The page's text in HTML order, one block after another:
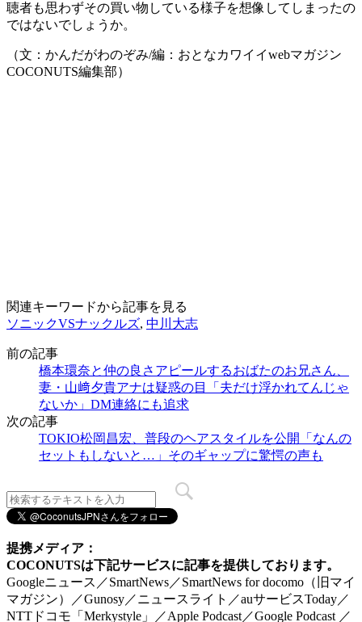
聴者も思わずその買い物している様子を想像してしまったの
ではないでしょうか。
（文：かんだがわのぞみ/編：おとなカワイイwebマガジン
COCONUTS編集部）
関連キーワードから記事を見る
ソニックVSナックルズ, 中川大志
前の記事
橋本環奈と仲の良さアピールするおばたのお兄さん、
妻・山﨑夕貴アナは疑惑の目「夫だけ浮かれてんじゃ
ないか」DM連絡にも追求
次の記事
TOKIO松岡昌宏、普段のヘアスタイルを公開「なんの
セットもしないと…」そのギャップに驚愕の声も
提携メディア：
COCONUTSは下記サービスに記事を提供しております。
Googleニュース／SmartNews／SmartNews for docomo（旧マイ
マガジン）／Gunosy／ニュースライト／auサービスToday／
NTTドコモ「Merkystyle」／Apple Podcast／Google Podcast ／